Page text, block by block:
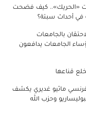
«الحريك».. كيف فضحت
في أحداث سبتة؟
بالجامعات
الجامعات يدافعون
قناعها
ماثيو غديري يكشف
وحزب الله